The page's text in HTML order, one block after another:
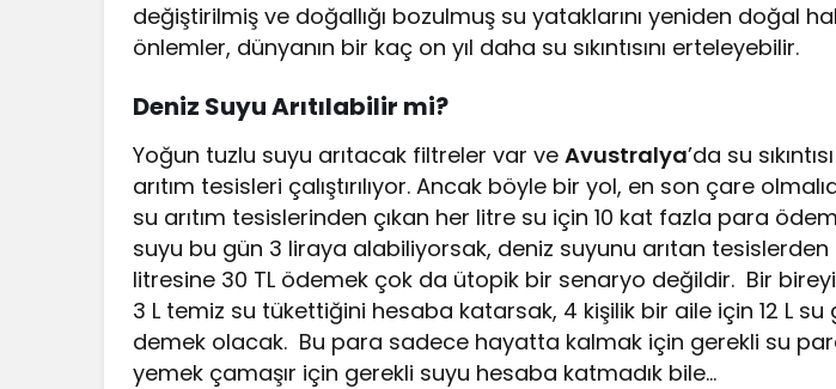
değiştirilmiş ve doğallığı bozulmuş su yataklarını yeniden doğal
önlemler, dünyanın bir kaç on yıl daha su sıkıntısını erteleyebilir.
Deniz Suyu Arıtılabilir mi?
Yoğun tuzlu suyu arıtacak filtreler var veAvustralya’da su
arıtım tesisleri çalıştırılıyor. Ancak böyle bir yol, en son çare
su arıtım tesislerinden çıkan her litre su için 10 kat fazla para
suyu bu gün 3 liraya alabiliyorsak, deniz suyunu arıtan
litresine 30 TL ödemek çok da ütopik bir senaryo değildir. Bir
3 L temiz su tükettiğini hesaba katarsak, 4 kişilik bir aile için 12 L su
demek olacak. Bu para sadece hayatta kalmak için gerekli su
yemek çamaşır için gerekli suyu hesaba katmadık bile…